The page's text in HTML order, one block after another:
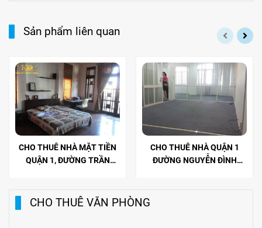
Sản phẩm liên quan
CHO THUÊ NHÀ MẶT TIỀN
QUẬN 1, ĐƯỜNG TRẦN
CHO THUÊ NHÀ QUẬN 1
ĐƯỜNG NGUYỄN ĐÌNH
CHO THUÊ VĂN PHÒNG